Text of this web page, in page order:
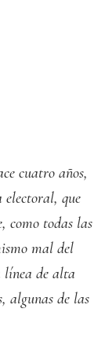
cuatro años,
electoral, que
como todas las
mal del
línea de alta
algunas de las